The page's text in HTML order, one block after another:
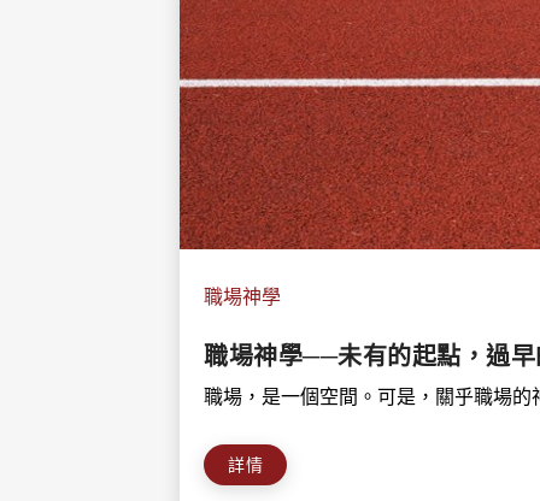
職場神學
職場神學──未有的起點，過
職場，是一個空間。可是，關乎職場
詳情